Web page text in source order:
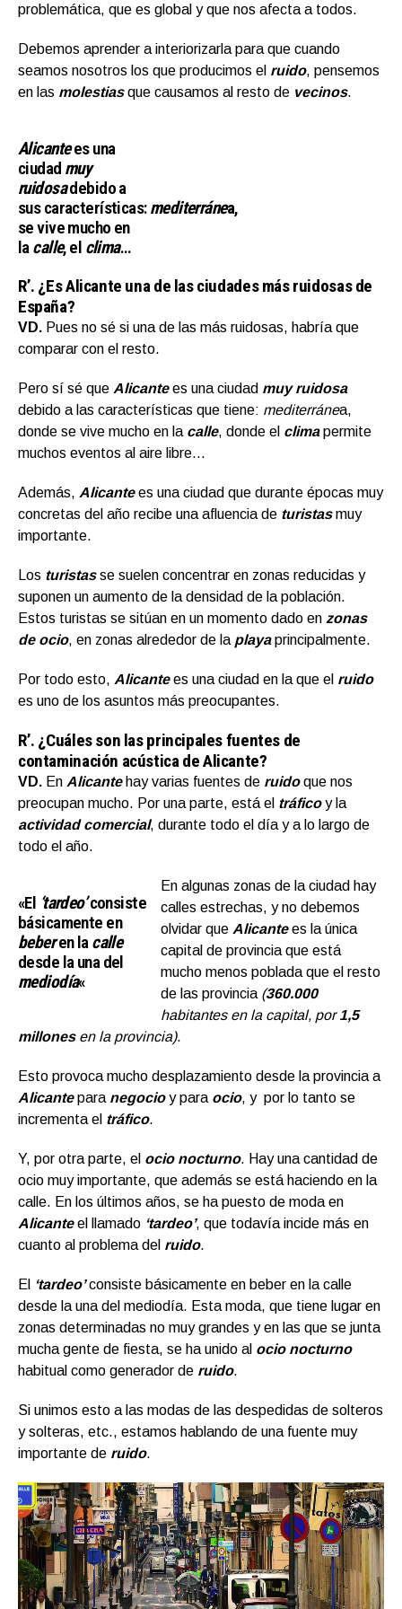
problemática, que es global y que nos afecta a todos.
Debemos aprender a interiorizarla para que cuando
seamos nosotros los que producimos el ruido, pensemos
en las molestiasque causamos al resto de vecinos.
Alicantees una
ciudad muy
ruidosadebido a
sus características:mediterránea,
se vive mucho en
lacalle, el clima…
R’. ¿Es Alicante una de las ciudades más ruidosas de
España?
VD. Pues no sé si una de las más ruidosas, habría que
comparar con el resto.
Pero sí sé que Alicantees una ciudad muy ruidosa
debido a las características que tiene: mediterránea,
donde se vive mucho en la calle, donde el clima permite
muchos eventos al aire libre…
Además, Alicantees una ciudad que durante épocas muy
concretas del año recibe una afluencia de turistasmuy
importante.
Los turistasse suelen concentrar en zonas reducidas y
suponen un aumento de la densidad de la población.
Estos turistas se sitúan en un momento dado en zonas
de ocio, en zonas alrededor de la playaprincipalmente.
Por todo esto, Alicante es una ciudad en la que el ruido
es uno de los asuntos más preocupantes.
R’. ¿Cuáles son las principales fuentes de
contaminación acústicade Alicante?
VD. En Alicantehay varias fuentes de ruidoque nos
preocupan mucho. Por una parte, está el tráficoy la
actividad comercial, durante todo el día y a lo largo de
todo el año.
«El ‘tardeo’consiste
básicamente en
beberen lacalle
desde la una del
mediodía«
En algunas zonas de la ciudad hay
calles estrechas, y no debemos
olvidar que Alicantees la única
capital de provincia que está
mucho menos poblada que el resto
de las provincia (360.000
habitantes en la capital, por1,5
millonesen la provincia).
Esto provoca mucho desplazamiento desde la provincia a
Alicantepara negocioy para ocio, y por lo tanto se
incrementa el tráfico.
Y, por otra parte, el ocio nocturno. Hay una cantidad de
ocio muy importante, que además se está haciendo en la
calle. En los últimos años, se ha puesto de moda en
Alicanteel llamado ‘tardeo’, que todavía incide más en
cuanto al problema del ruido.
El ‘tardeo’ consiste básicamente en beber en la calle
desde la una del mediodía. Esta moda, que tiene lugar en
zonas determinadas no muy grandes y en las que se junta
mucha gente de fiesta, se ha unido al ocio nocturno
habitual como generador de ruido.
Si unimos esto a las modas de las despedidas de solteros
y solteras, etc., estamos hablando de una fuente muy
importante de ruido.